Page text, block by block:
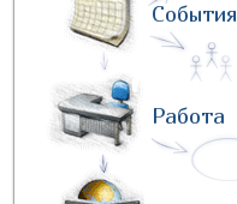
События
Работа